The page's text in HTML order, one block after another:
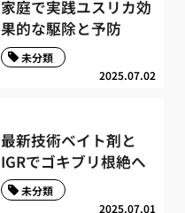
家庭で実践ユスリカ効
果的な駆除と予防
2025.07.02
未分類
最新技術ベイト剤と
IGRでゴキブリ根絶へ
2025.07.01
未分類